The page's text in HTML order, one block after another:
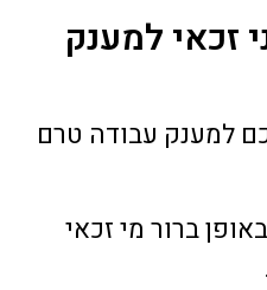
זכאי למענק
למענק עבודה טרם
ברור מי זכאי